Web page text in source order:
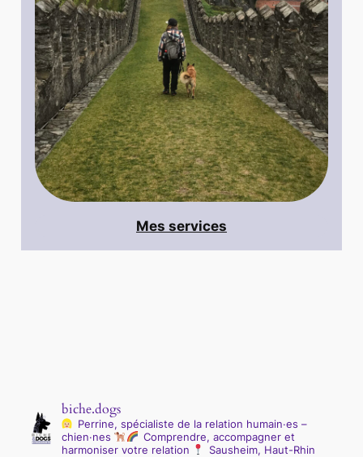
Mes services
biche.dogs
Perrine, spécialiste de la relation humain·es –
chien·nes
Comprendre, accompagner et
harmoniser votre relation
Sausheim, Haut-Rhin